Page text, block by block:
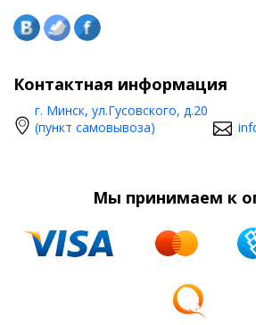
Контактная информация
г. Минск, ул.Гусовского, д.20
(пункт самовывоза)
Мы принимаем к